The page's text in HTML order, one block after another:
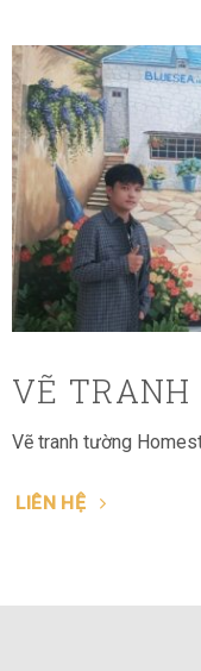
VẼ TRANH
Vẽ tranh tường
LIÊN HỆ